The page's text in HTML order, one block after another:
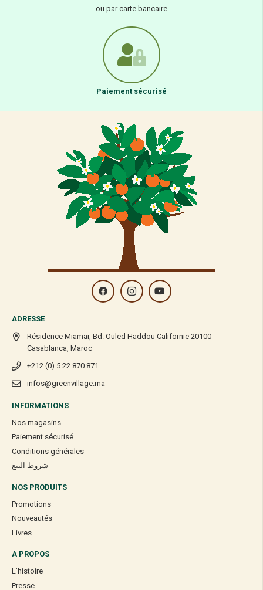
ou par carte bancaire
Paiement sécurisé
ADRESSE
Résidence Miamar, Bd. Ouled Haddou Californie 20100
Casablanca, Maroc
+212 (0) 5 22 870 871
infos@greenvillage.ma
INFORMATIONS
Nos magasins
Paiement sécurisé
Conditions générales
شروط البيع
NOS PRODUITS
Promotions
Nouveautés
Livres
A PROPOS
L’histoire
Presse